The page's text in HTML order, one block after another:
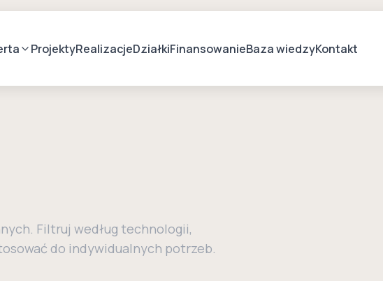
ProjektyRealizacjeDziałkiFinansowanieBaza wiedzyKontakt
Filtruj według technologii,
do indywidualnych potrzeb.